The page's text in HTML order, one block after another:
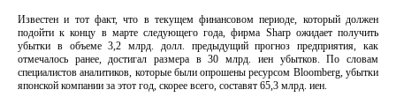
Известен и тот факт, что в текущем финансовом периоде, который должен
подойти к концу в марте следующего года, фирма Sharp ожидает получить
убытки в объеме 3,2 млрд. долл. предыдущий прогноз предприятия, как
отмечалось ранее, достигал размера в 30 млрд. иен убытков. По словам
специалистов аналитиков, которые были опрошены ресурсом Bloomberg, убытки
японской компании за этот год, скорее всего, составят 65,3 млрд. иен.